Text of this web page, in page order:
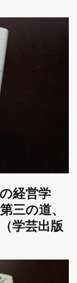
の経営学
三の道、
学芸出版